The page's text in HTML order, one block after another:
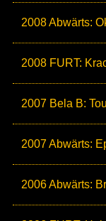
2008 Abwärts:
2008 FURT:
2007 Bela B:
2007 Abwärts:
2006 Abwärts: